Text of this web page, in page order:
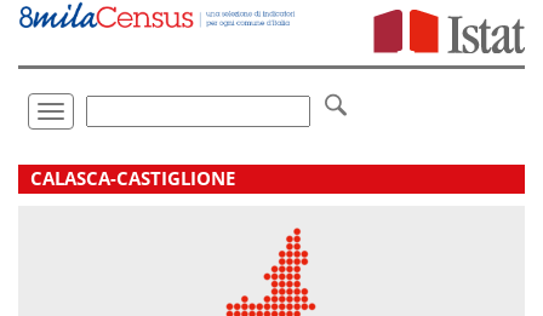
Vai
direttamente
Toggle
navigation
.
CALASCA-CASTIGLIONE